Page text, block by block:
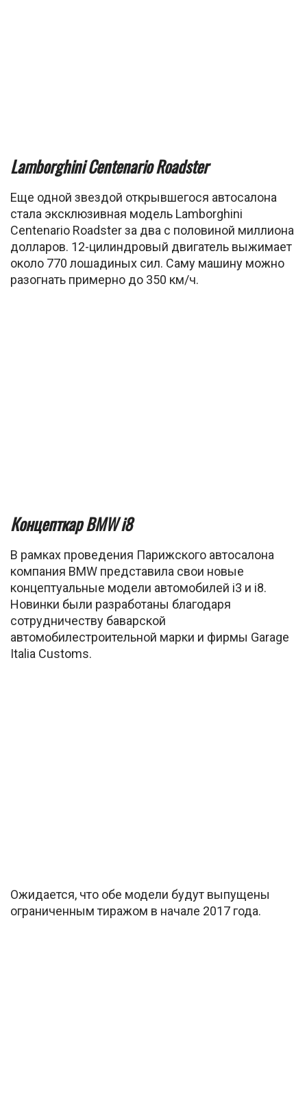
Lamborghini Centenario Roadster
Еще одной звездой открывшегося автосалона
стала эксклюзивная модель Lamborghini
Centenario Roadster за два с половиной миллиона
долларов. 12-цилиндровый двигатель выжимает
около 770 лошадиных сил. Саму машину можно
разогнать примерно до 350 км/ч.
Концепткар BMW i8
В рамках проведения Парижского автосалона
компания BMW представила свои новые
концептуальные модели автомобилей i3 и i8.
Новинки были разработаны благодаря
сотрудничеству баварской
автомобилестроительной марки и фирмы Garage
Italia Customs.
Ожидается, что обе модели будут выпущены
ограниченным тиражом в начале 2017 года.